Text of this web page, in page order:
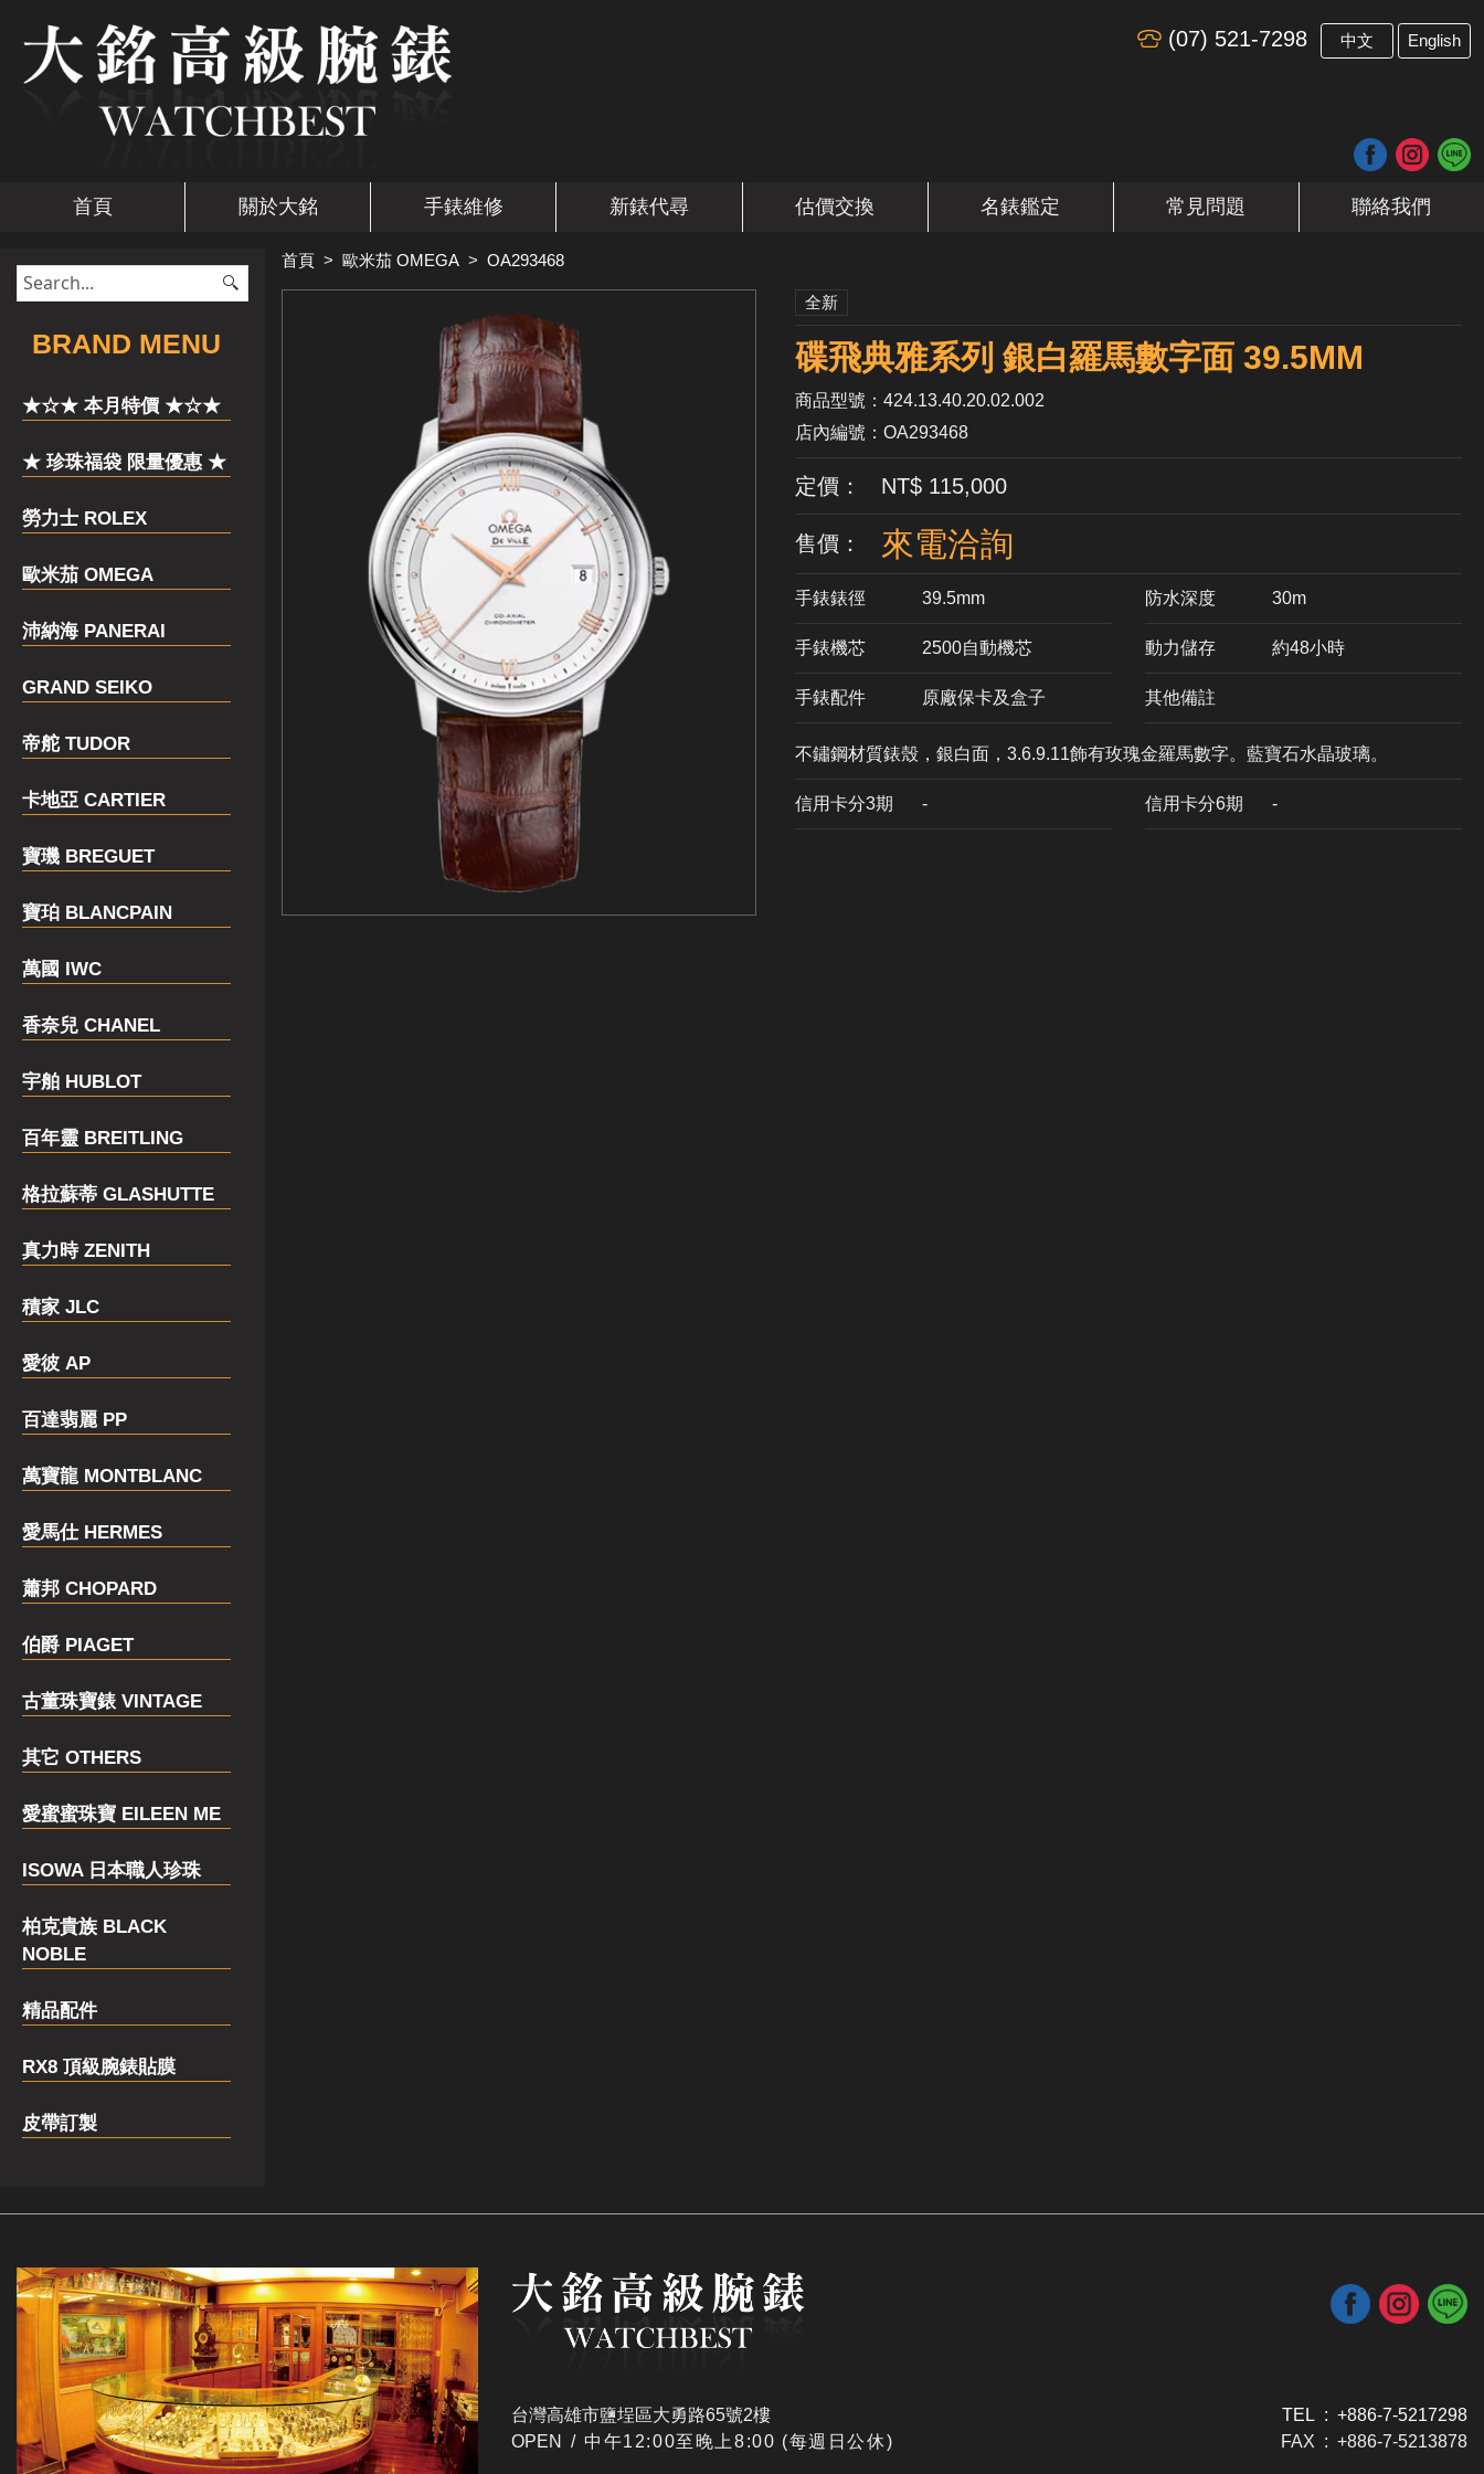
(07) 521-7298 中文 English
首頁 關於大銘 手錶維修 新錶代尋 估價交換 名錶鑑定 常見問題 聯絡我們
​BRAND MENU
★☆★ 本月特價 ★☆★
★ 珍珠福袋 限量優惠 ★
勞力士 ROLEX
歐米茄 OMEGA
沛納海 PANERAI
GRAND SEIKO
帝舵 TUDOR
卡地亞 CARTIER
寶璣 BREGUET
寶珀 BLANCPAIN
萬國 IWC
香奈兒 CHANEL
宇舶 HUBLOT
百年靈 BREITLING
格拉蘇蒂 GLASHUTTE
真力時 ZENITH
積家 JLC
愛彼 AP
百達翡麗 PP
萬寶龍 MONTBLANC
愛馬仕 HERMES
蕭邦 CHOPARD
伯爵 PIAGET
古董珠寶錶 VINTAGE
其它 OTHERS
愛蜜蜜珠寶 EILEEN ME
ISOWA 日本職人珍珠
柏克貴族 BLACK
NOBLE
精品配件
RX8 頂級腕錶貼膜
皮帶訂製
首頁 > 歐米茄 OMEGA > OA293468
全新
碟飛典雅系列 銀白羅馬數字面 39.5MM
商品型號：424.13.40.20.02.002
店內編號：OA293468
定價： NT$ 115,000
售價： 來電洽詢
手錶錶徑 39.5mm 防水深度 30m
手錶機芯 ​2500自動機芯 動力儲存 約48小時
手錶配件 原廠保卡及盒子 其他備註
不鏽鋼材質錶殼，銀白面，3.6.9.11飾有玫瑰金羅馬數字。藍寶石水晶玻璃。
信用卡分3期 ​- 信用卡分6期 -
台灣高雄市鹽埕區大勇路65號2樓
OPEN / ​中午12:00至晚上8:00 (每週日公休)
TEL : +886-7-5217298
FAX : +886-7-5213878